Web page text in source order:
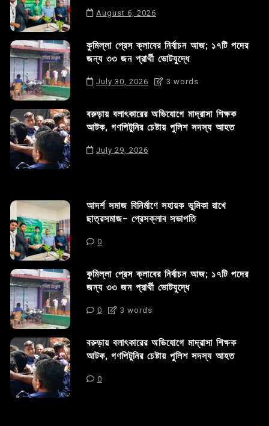
August 6, 2026
কুমিল্লা প্রেস ক্লাবের নির্বাচন আজ; ১৭টি পদের
জন্য ৩৩ জন প্রার্থী ভোটযুদ্ধে
July 30, 2026 3 words
বরুড়ায় বলাৎকারের অভিযোগে মাদ্রাসা শিক্ষক
আটক, গণপিটুনির চেষ্টায় পুলিশ সদস্য আহত
July 29, 2026
আদর্শ সমাজ বিনির্মাণে সহায়ক ভুমিকা রাখে
ছাত্রসমাজ- প্রেসক্লাব সভাপতি
0
কুমিল্লা প্রেস ক্লাবের নির্বাচন আজ; ১৭টি পদের
জন্য ৩৩ জন প্রার্থী ভোটযুদ্ধে
0 3 words
বরুড়ায় বলাৎকারের অভিযোগে মাদ্রাসা শিক্ষক
আটক, গণপিটুনির চেষ্টায় পুলিশ সদস্য আহত
0